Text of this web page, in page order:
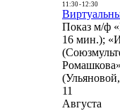
11:30- 12:30
Показ м/ф
16 мин.);
11
Августа